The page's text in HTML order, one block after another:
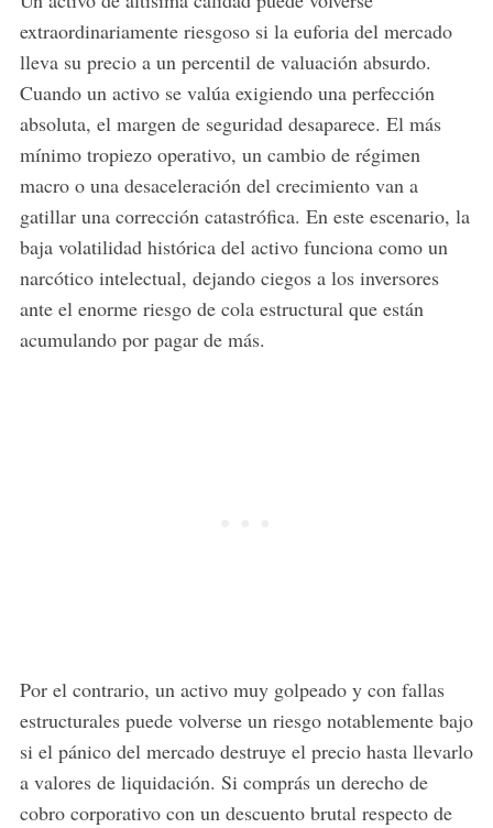
extraordinariamente riesgoso si la euforia del mercado
lleva su precio a un percentil de valuación absurdo.
Cuando un activo se valúa exigiendo una perfección
absoluta, el margen de seguridad desaparece. El más
mínimo tropiezo operativo, un cambio de régimen
macro o una desaceleración del crecimiento van a
gatillar una corrección catastrófica. En este escenario, la
baja volatilidad histórica del activo funciona como un
narcótico intelectual, dejando ciegos a los inversores
ante el enorme riesgo de cola estructural que están
acumulando por pagar de más.
Por el contrario, un activo muy golpeado y con fallas
estructurales puede volverse un riesgo notablemente bajo
si el pánico del mercado destruye el precio hasta llevarlo
a valores de liquidación. Si comprás un derecho de
cobro corporativo con un descuento brutal respecto de